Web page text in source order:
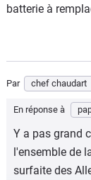
batterie à
Par chef chaudart
En réponse à
Y a pas grand
l'ensemble de
surfaite des